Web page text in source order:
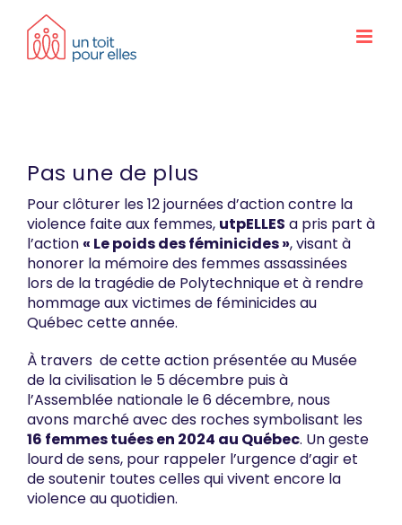
content
Pas une de plus
Pour clôturer les 12 journées d’action contre la
violence faite aux femmes, utpELLES a pris part à
l’action « Le poids des féminicides », visant à
honorer la mémoire des femmes assassinées
lors de la tragédie de Polytechnique et à rendre
hommage aux victimes de féminicides au
Québec cette année.
À travers de cette action présentée au Musée
de la civilisation le 5 décembre puis à
l’Assemblée nationale le 6 décembre, nous
avons marché avec des roches symbolisant les
16 femmes tuées en 2024 au Québec. Un geste
lourd de sens, pour rappeler l’urgence d’agir et
de soutenir toutes celles qui vivent encore la
violence au quotidien.